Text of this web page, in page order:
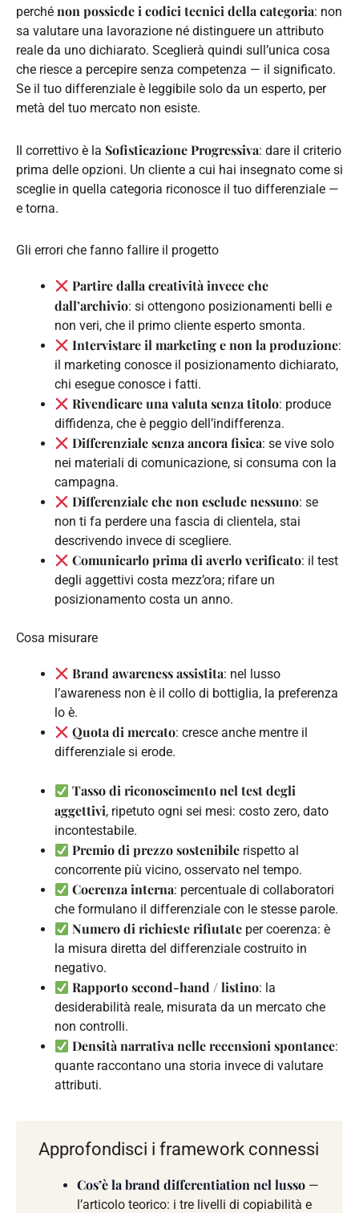
perché non possiede i codici tecnici della categoria: non
sa valutare una lavorazione né distinguere un attributo
reale da uno dichiarato. Sceglierà quindi sull’unica cosa
che riesce a percepire senza competenza — il significato.
Se il tuo differenziale è leggibile solo da un esperto, per
metà del tuo mercato non esiste.
Il correttivo è la Sofisticazione Progressiva: dare il criterio
prima delle opzioni. Un cliente a cui hai insegnato come si
sceglie in quella categoria riconosce il tuo differenziale —
e torna.
Gli errori che fanno fallire il progetto
Partire dalla creatività invece che
dall’archivio: si ottengono posizionamenti belli e
non veri, che il primo cliente esperto smonta.
Intervistare il marketing e non la produzione:
il marketing conosce il posizionamento dichiarato,
chi esegue conosce i fatti.
Rivendicare una valuta senza titolo: produce
diffidenza, che è peggio dell’indifferenza.
Differenziale senza ancora fisica: se vive solo
nei materiali di comunicazione, si consuma con la
campagna.
Differenziale che non esclude nessuno: se
non ti fa perdere una fascia di clientela, stai
descrivendo invece di scegliere.
Comunicarlo prima di averlo verificato: il test
degli aggettivi costa mezz’ora; rifare un
posizionamento costa un anno.
Cosa misurare
Brand awareness assistita: nel lusso
l’awareness non è il collo di bottiglia, la preferenza
lo è.
Quota di mercato: cresce anche mentre il
differenziale si erode.
Tasso di riconoscimento nel test degli
aggettivi, ripetuto ogni sei mesi: costo zero, dato
incontestabile.
Premio di prezzo sostenibile rispetto al
concorrente più vicino, osservato nel tempo.
Coerenza interna: percentuale di collaboratori
che formulano il differenziale con le stesse parole.
Numero di richieste rifiutate per coerenza: è
la misura diretta del differenziale costruito in
negativo.
Rapporto second-hand / listino: la
desiderabilità reale, misurata da un mercato che
non controlli.
Densità narrativa nelle recensioni spontanee:
quante raccontano una storia invece di valutare
attributi.
Approfondisci i framework connessi
Cos’è la brand differentiation nel lusso —
l’articolo teorico: i tre livelli di copiabilità e